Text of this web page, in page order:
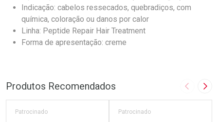
Indicação: cabelos ressecados, quebradiços, com
química, coloração ou danos por calor
Linha: Peptide Repair Hair Treatment
Forma de apresentação: creme
Produtos Recomendados Imagem
Patrocinado Patrocinado